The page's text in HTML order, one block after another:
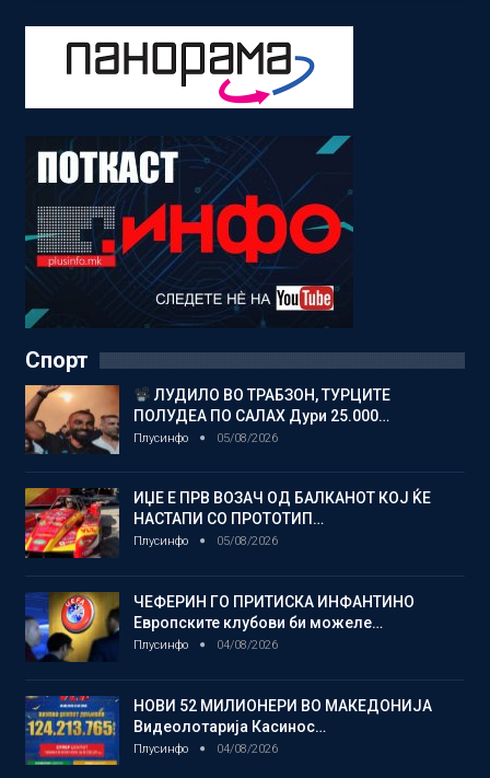
Спорт
ЛУДИЛО ВО ТРАБЗОН, ТУРЦИТЕ
ПОЛУДЕА ПО САЛАХ Дури 25.000…
Плусинфо 05/08/2026
ИЏЕ Е ПРВ ВОЗАЧ ОД БАЛКАНОТ КОЈ ЌЕ
НАСТАПИ СО ПРОТОТИП…
Плусинфо 05/08/2026
ЧЕФЕРИН ГО ПРИТИСКА ИНФАНТИНО
Европските клубови би можеле…
Плусинфо 04/08/2026
НОВИ 52 МИЛИОНЕРИ ВО МАКЕДОНИЈА
Видеолотарија Касинос…
Плусинфо 04/08/2026